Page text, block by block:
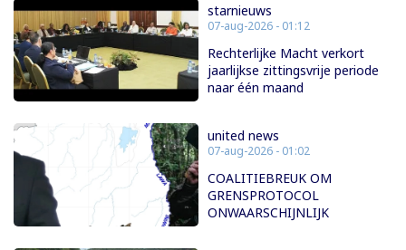
starnieuws
07-aug-2026 - 01:12
Rechterlijke Macht verkort
jaarlijkse zittingsvrije periode
naar één maand
united news
07-aug-2026 - 01:02
COALITIEBREUK OM
GRENSPROTOCOL
ONWAARSCHIJNLIJK